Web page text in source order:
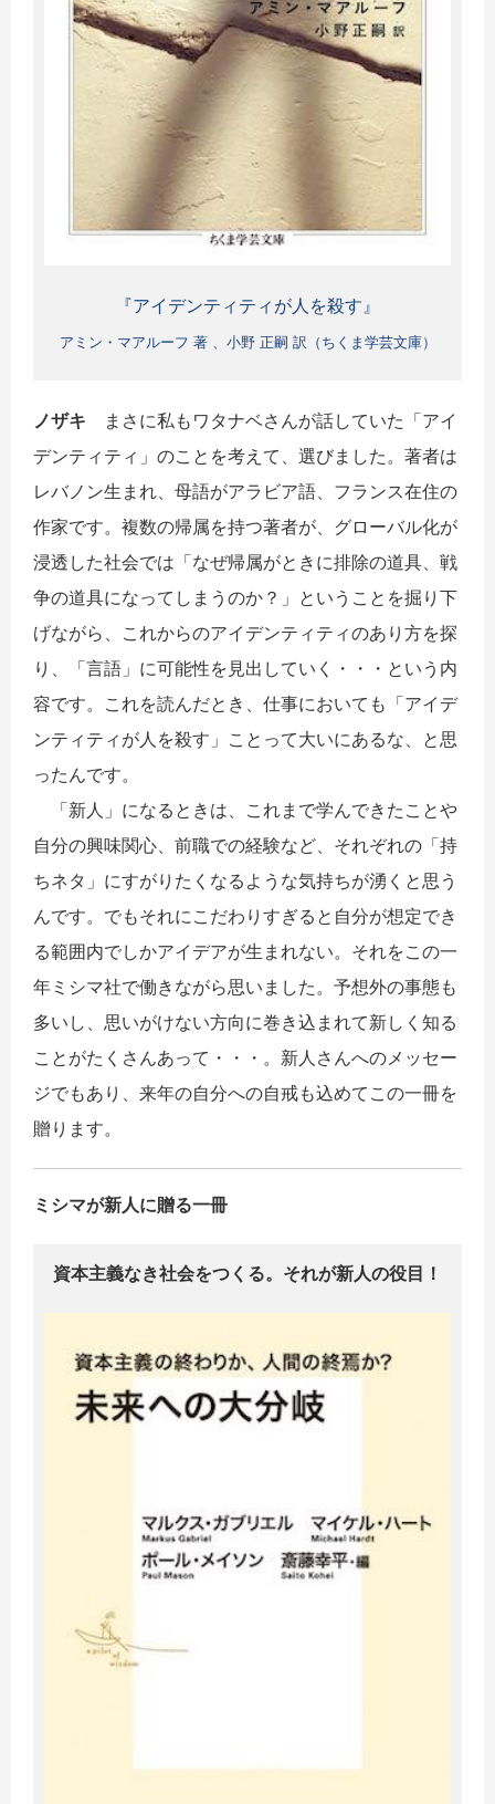
『アイデンティティが人を殺す』
アミン・マアルーフ 著 、小野 正嗣 訳（ちくま学芸文庫）
ノザキ まさに私もワタナベさんが話していた「アイ
デンティティ」のことを考えて、選びました。著者は
レバノン生まれ、母語がアラビア語、フランス在住の
作家です。複数の帰属を持つ著者が、グローバル化が
浸透した社会では「なぜ帰属がときに排除の道具、戦
争の道具になってしまうのか？」ということを掘り下
げながら、これからのアイデンティティのあり方を探
り、「言語」に可能性を見出していく・・・という内
容です。これを読んだとき、仕事においても「アイデ
ンティティが人を殺す」ことって大いにあるな、と思
ったんです。
「新人」になるときは、これまで学んできたことや
自分の興味関心、前職での経験など、それぞれの「持
ちネタ」にすがりたくなるような気持ちが湧くと思う
んです。でもそれにこだわりすぎると自分が想定でき
る範囲内でしかアイデアが生まれない。それをこの一
年ミシマ社で働きながら思いました。予想外の事態も
多いし、思いがけない方向に巻き込まれて新しく知る
ことがたくさんあって・・・。新人さんへのメッセー
ジでもあり、来年の自分への自戒も込めてこの一冊を
贈ります。
ミシマが新人に贈る一冊
資本主義なき社会をつくる。それが新人の役目！